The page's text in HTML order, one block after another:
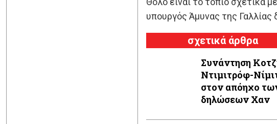
υπουργός Άμυνας της Γαλλίας
σχετικά άρθρα
Συνάντηση
Ντιμιτρόφ-
στον απόηχο
δηλώσεων Χαν